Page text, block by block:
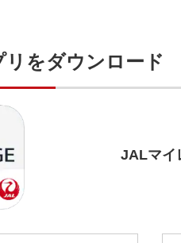
をダウンロード
JALマイ